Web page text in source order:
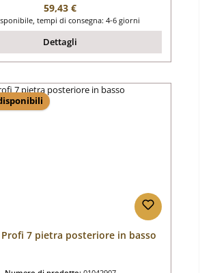
Prezzo normale:
59,43 €
tempi di consegna: 4-6 giorni
Dettagli
7 pietra posteriore in basso